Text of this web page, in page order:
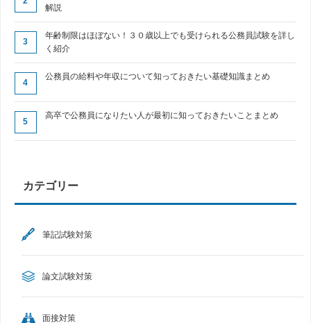
解説
年齢制限はほぼない！３０歳以上でも受けられる公務員試験を詳し
く紹介
公務員の給料や年収について知っておきたい基礎知識まとめ
高卒で公務員になりたい人が最初に知っておきたいことまとめ
カテゴリー
筆記試験対策
論文試験対策
面接対策